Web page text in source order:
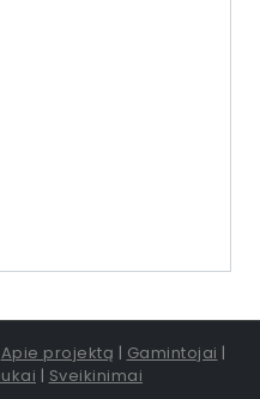
Apie projektą | Gamintojai |
| Sveikinimai